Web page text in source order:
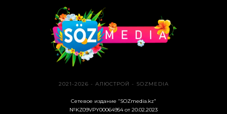
2021-2026 - АЛЮСТРОЙ - SOZMEDIA
Сетевое издание “SOZmedia.kz”
№KZ09VPY00064954 от 20.02.2023